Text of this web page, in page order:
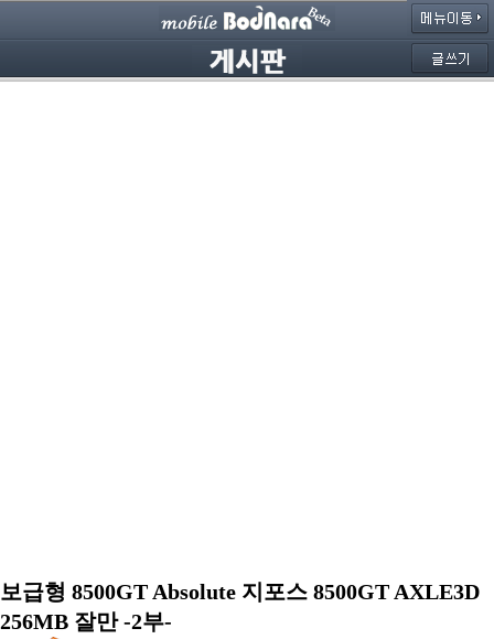
보급형 8500GT Absolute 지포스 8500GT AXLE3D
256MB 잘만 -2부-